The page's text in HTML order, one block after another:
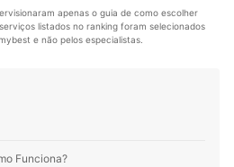
nacionais e internacionais.
Krüger
nesse período já produzi, revisei e
200 artigos. O mais legal é que posso
e ajudar os leitores a
apenas o guia de como escolher
listados no ranking foram selecionados
e não pelos especialistas.
Funciona?